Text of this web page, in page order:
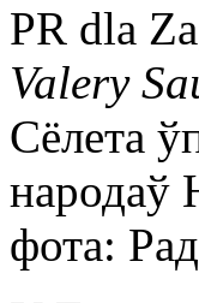
PR dla
Valery
Сёлета
фота: